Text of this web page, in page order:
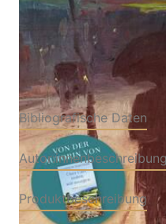
Buch
Hardcover
Bibliografische Daten
Autor:innenbeschreibung
Produktbeschreibung